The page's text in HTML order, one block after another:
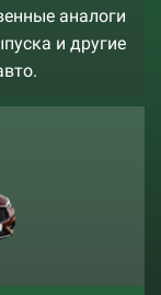
аналоги
и другие